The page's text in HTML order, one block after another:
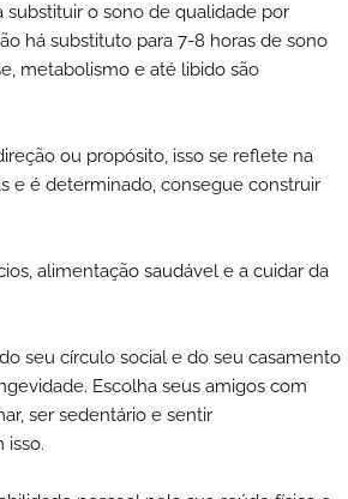
substituir o sono de qualidade por
há substituto para 7-8 horas de sono
metabolismo e até libido são
ou propósito, isso se reflete na
e é determinado, consegue construir
alimentação saudável e a cuidar da
seu círculo social e do seu casamento
Escolha seus amigos com
ser sedentário e sentir
isso.